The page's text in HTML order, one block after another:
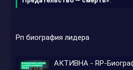
Рп биография лидера
АКТИВНА - RP-Биография | Маслов